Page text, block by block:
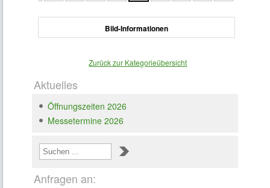
Bild-Informationen
Zurück zur Kategorieübersicht
Aktuelles
Öffnungszeiten 2026
Messetermine 2026
Anfragen an: